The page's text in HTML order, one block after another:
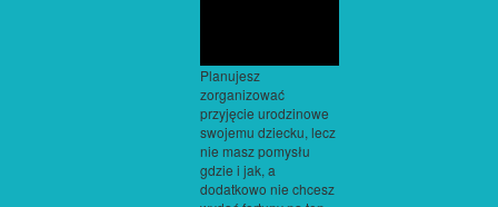
Planujesz
zorganizować
przyjęcie urodzinowe
swojemu dziecku, lecz
nie masz pomysłu
gdzie i jak, a
dodatkowo nie chcesz